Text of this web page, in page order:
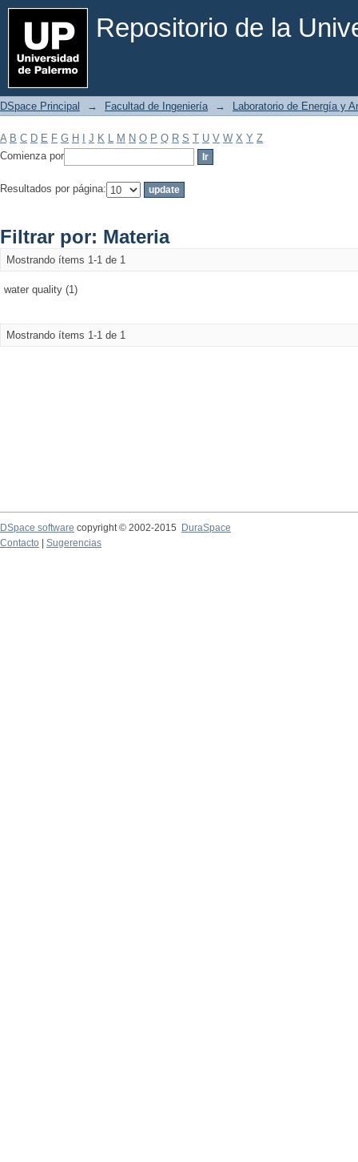
Repositorio de la
Filtrar por: Materia
DSpace Principal → Facultad de Ingeniería → Laboratorio de Energía y
A B C D E F G H J K L M N O P Q R S T U V W X Y Z
Comienza por
Resultados por página:
Filtrar por: Materia
Mostrando ítems 1-1 de 1
water quality (1)
Mostrando ítems 1-1 de 1
DSpace software copyright © 2002-2015
DuraSpace
Contacto
Sugerencias